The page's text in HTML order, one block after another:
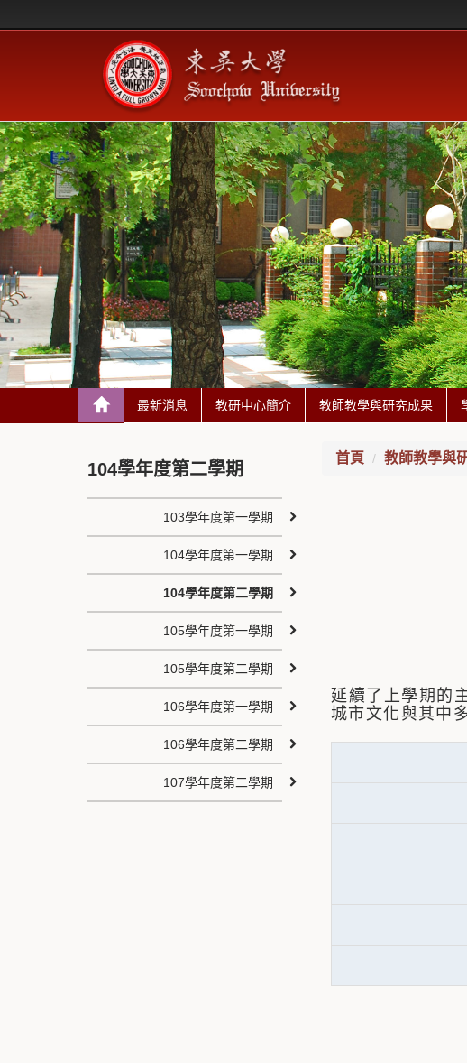
最新消息 教研中心簡介 教師教學與研究成果
首頁 教師教學與
延續了上學期的
城市文化與其中
104學年度第二學期
103學年度第一學期
104學年度第一學期
104學年度第二學期
105學年度第一學期
105學年度第二學期
106學年度第一學期
106學年度第二學期
107學年度第二學期